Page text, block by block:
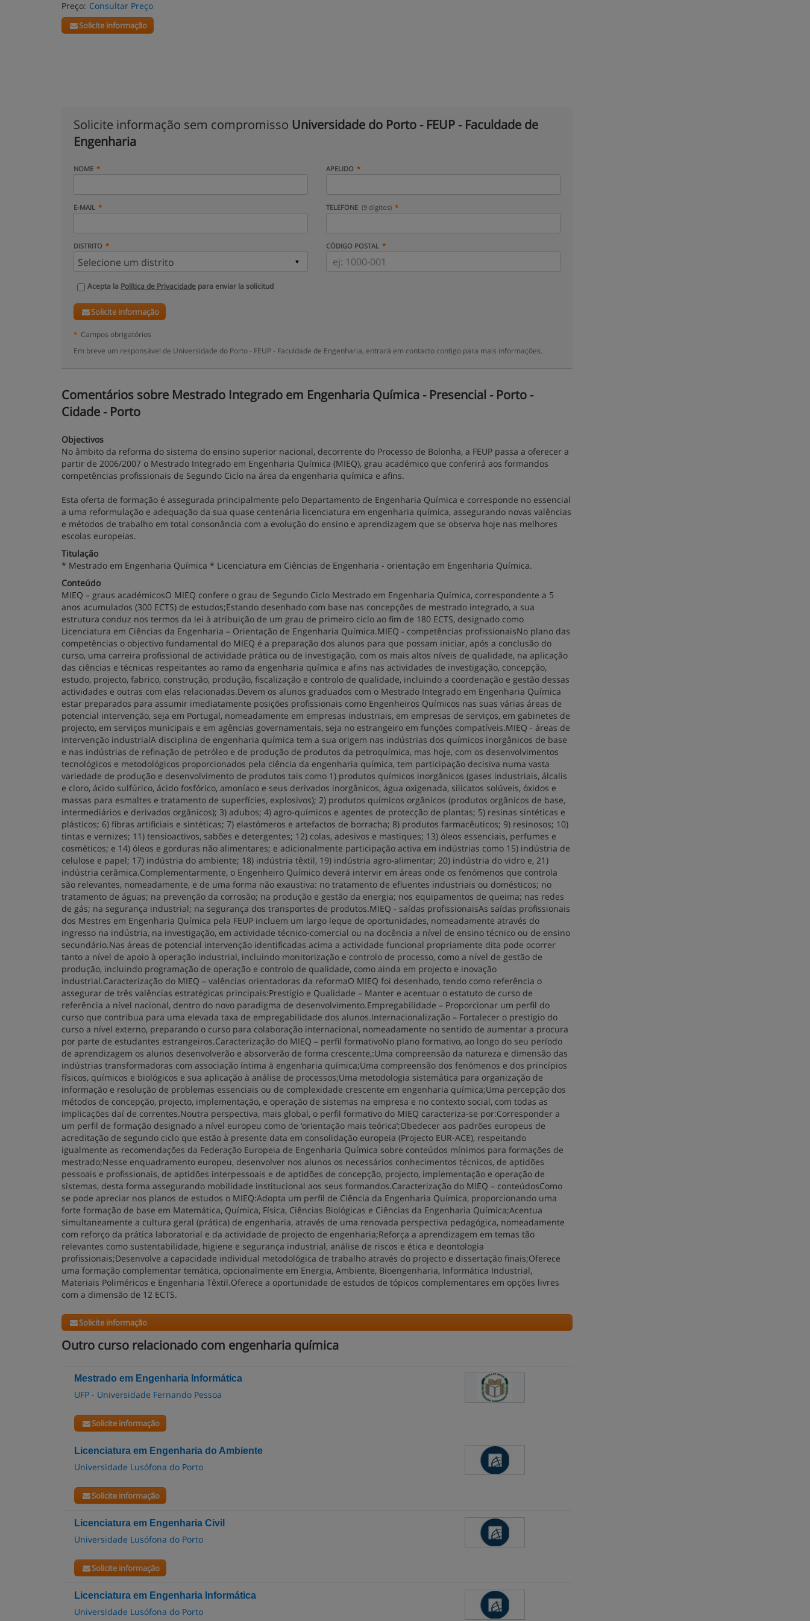
Preço: Consultar Preço
Solicite informação
Solicite informação sem compromisso Universidade do Porto - FEUP - Faculdade de
Engenharia
NOME APELIDO
E-MAIL TELEFONE (9 dígitos)
DISTRITO CÓDIGO POSTAL
Acepta la Política de Privacidade para enviar la solicitud
Solicite informação
* Campos obrigatórios
Em breve um responsável de Universidade do Porto - FEUP - Faculdade de Engenharia, entrará em contacto contigo para mais informações.
Comentários sobre Mestrado Integrado em Engenharia Química - Presencial - Porto -
Cidade - Porto
Objectivos
No âmbito da reforma do sistema do ensino superior nacional, decorrente do Processo de Bolonha, a FEUP passa a oferecer a
partir de 2006/2007 o Mestrado Integrado em Engenharia Química (MIEQ), grau académico que conferirá aos formandos
competências profissionais de Segundo Ciclo na área da engenharia química e afins.
Esta oferta de formação é assegurada principalmente pelo Departamento de Engenharia Química e corresponde no essencial
a uma reformulação e adequação da sua quase centenária licenciatura em engenharia química, assegurando novas valências
e métodos de trabalho em total consonância com a evolução do ensino e aprendizagem que se observa hoje nas melhores
escolas europeias.
Titulação
* Mestrado em Engenharia Química * Licenciatura em Ciências de Engenharia - orientação em Engenharia Química.
Conteúdo
MIEQ – graus académicosO MIEQ confere o grau de Segundo Ciclo Mestrado em Engenharia Química, correspondente a 5
anos acumulados (300 ECTS) de estudos;Estando desenhado com base nas concepções de mestrado integrado, a sua
estrutura conduz nos termos da lei à atribuição de um grau de primeiro ciclo ao fim de 180 ECTS, designado como
Licenciatura em Ciências da Engenharia – Orientação de Engenharia Química.MIEQ - competências profissionaisNo plano das
competências o objectivo fundamental do MIEQ é a preparação dos alunos para que possam iniciar, após a conclusão do
curso, uma carreira profissional de actividade prática ou de investigação, com os mais altos níveis de qualidade, na aplicação
das ciências e técnicas respeitantes ao ramo da engenharia química e afins nas actividades de investigação, concepção,
estudo, projecto, fabrico, construção, produção, fiscalização e controlo de qualidade, incluindo a coordenação e gestão dessas
actividades e outras com elas relacionadas.Devem os alunos graduados com o Mestrado Integrado em Engenharia Química
estar preparados para assumir imediatamente posições profissionais como Engenheiros Químicos nas suas várias áreas de
potencial intervenção, seja em Portugal, nomeadamente em empresas industriais, em empresas de serviços, em gabinetes de
projecto, em serviços municipais e em agências governamentais, seja no estrangeiro em funções compatíveis.MIEQ - áreas de
intervenção industrialA disciplina de engenharia química tem a sua origem nas indústrias dos químicos inorgânicos de base
e nas indústrias de refinação de petróleo e de produção de produtos da petroquímica, mas hoje, com os desenvolvimentos
tecnológicos e metodológicos proporcionados pela ciência da engenharia química, tem participação decisiva numa vasta
variedade de produção e desenvolvimento de produtos tais como 1) produtos químicos inorgânicos (gases industriais, álcalis
e cloro, ácido sulfúrico, ácido fosfórico, amoníaco e seus derivados inorgânicos, água oxigenada, silicatos solúveis, óxidos e
massas para esmaltes e tratamento de superfícies, explosivos); 2) produtos químicos orgânicos (produtos orgânicos de base,
intermediários e derivados orgânicos); 3) adubos; 4) agro-químicos e agentes de protecção de plantas; 5) resinas sintéticas e
plásticos; 6) fibras artificiais e sintéticas; 7) elastómeros e artefactos de borracha; 8) produtos farmacêuticos; 9) resinosos; 10)
tintas e vernizes; 11) tensioactivos, sabões e detergentes; 12) colas, adesivos e mastiques; 13) óleos essenciais, perfumes e
cosméticos; e 14) óleos e gorduras não alimentares; e adicionalmente participação activa em indústrias como 15) indústria de
celulose e papel; 17) indústria do ambiente; 18) indústria têxtil, 19) indústria agro-alimentar; 20) indústria do vidro e, 21)
indústria cerâmica.Complementarmente, o Engenheiro Químico deverá intervir em áreas onde os fenómenos que controla
são relevantes, nomeadamente, e de uma forma não exaustiva: no tratamento de efluentes industriais ou domésticos; no
tratamento de águas; na prevenção da corrosão; na produção e gestão da energia; nos equipamentos de queima; nas redes
de gás; na segurança industrial; na segurança dos transportes de produtos.MIEQ - saídas profissionaisAs saídas profissionais
dos Mestres em Engenharia Química pela FEUP incluem um largo leque de oportunidades, nomeadamente através do
ingresso na indústria, na investigação, em actividade técnico-comercial ou na docência a nível de ensino técnico ou de ensino
secundário.Nas áreas de potencial intervenção identificadas acima a actividade funcional propriamente dita pode ocorrer
tanto a nível de apoio à operação industrial, incluindo monitorização e controlo de processo, como a nível de gestão de
produção, incluindo programação de operação e controlo de qualidade, como ainda em projecto e inovação
industrial.Caracterização do MIEQ – valências orientadoras da reformaO MIEQ foi desenhado, tendo como referência o
assegurar de três valências estratégicas principais:Prestígio e Qualidade – Manter e acentuar o estatuto de curso de
referência a nível nacional, dentro do novo paradigma de desenvolvimento.Empregabilidade – Proporcionar um perfil do
curso que contribua para uma elevada taxa de empregabilidade dos alunos.Internacionalização – Fortalecer o prestígio do
curso a nível externo, preparando o curso para colaboração internacional, nomeadamente no sentido de aumentar a procura
por parte de estudantes estrangeiros.Caracterização do MIEQ – perfil formativoNo plano formativo, ao longo do seu período
de aprendizagem os alunos desenvolverão e absorverão de forma crescente,:Uma compreensão da natureza e dimensão das
indústrias transformadoras com associação íntima à engenharia química;Uma compreensão dos fenómenos e dos princípios
físicos, químicos e biológicos e sua aplicação à análise de processos;Uma metodologia sistemática para organização de
informação e resolução de problemas essenciais ou de complexidade crescente em engenharia química;Uma percepção dos
métodos de concepção, projecto, implementação, e operação de sistemas na empresa e no contexto social, com todas as
implicações daí de correntes.Noutra perspectiva, mais global, o perfil formativo do MIEQ caracteriza-se por:Corresponder a
um perfil de formação designado a nível europeu como de ‘orientação mais teórica’;Obedecer aos padrões europeus de
acreditação de segundo ciclo que estão à presente data em consolidação europeia (Projecto EUR-ACE), respeitando
igualmente as recomendações da Federação Europeia de Engenharia Química sobre conteúdos mínimos para formações de
mestrado;Nesse enquadramento europeu, desenvolver nos alunos os necessários conhecimentos técnicos, de aptidões
pessoais e profissionais, de aptidões interpessoais e de aptidões de concepção, projecto, implementação e operação de
sistemas, desta forma assegurando mobilidade institucional aos seus formandos.Caracterização do MIEQ – conteúdosComo
se pode apreciar nos planos de estudos o MIEQ:Adopta um perfil de Ciência da Engenharia Química, proporcionando uma
forte formação de base em Matemática, Química, Física, Ciências Biológicas e Ciências da Engenharia Química;Acentua
simultaneamente a cultura geral (prática) de engenharia, através de uma renovada perspectiva pedagógica, nomeadamente
com reforço da prática laboratorial e da actividade de projecto de engenharia;Reforça a aprendizagem em temas tão
relevantes como sustentabilidade, higiene e segurança industrial, análise de riscos e ética e deontologia
profissionais;Desenvolve a capacidade individual metodológica de trabalho através do projecto e dissertação finais;Oferece
uma formação complementar temática, opcionalmente em Energia, Ambiente, Bioengenharia, Informática Industrial,
Materiais Poliméricos e Engenharia Têxtil.Oferece a oportunidade de estudos de tópicos complementares em opções livres
com a dimensão de 12 ECTS.
Solicite informação
Outro curso relacionado com engenharia química
Mestrado em Engenharia Informática
UFP - Universidade Fernando Pessoa
Solicite informação
Licenciatura em Engenharia do Ambiente
Universidade Lusófona do Porto
Solicite informação
Licenciatura em Engenharia Civil
Universidade Lusófona do Porto
Solicite informação
Licenciatura em Engenharia Informática
Universidade Lusófona do Porto